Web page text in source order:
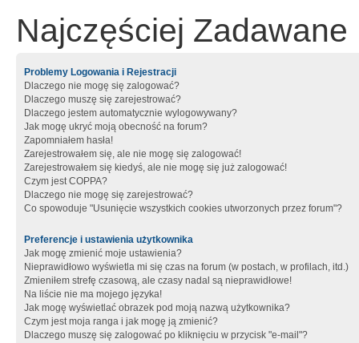
Najczęściej Zadawane
Problemy Logowania i Rejestracji
Dlaczego nie mogę się zalogować?
Dlaczego muszę się zarejestrować?
Dlaczego jestem automatycznie wylogowywany?
Jak mogę ukryć moją obecność na forum?
Zapomniałem hasła!
Zarejestrowałem się, ale nie mogę się zalogować!
Zarejestrowałem się kiedyś, ale nie mogę się już zalogować!
Czym jest COPPA?
Dlaczego nie mogę się zarejestrować?
Co spowoduje "Usunięcie wszystkich cookies utworzonych przez forum"?
Preferencje i ustawienia użytkownika
Jak mogę zmienić moje ustawienia?
Nieprawidłowo wyświetla mi się czas na forum (w postach, w profilach, itd.)
Zmieniłem strefę czasową, ale czasy nadal są nieprawidłowe!
Na liście nie ma mojego języka!
Jak mogę wyświetlać obrazek pod moją nazwą użytkownika?
Czym jest moja ranga i jak mogę ją zmienić?
Dlaczego muszę się zalogować po kliknięciu w przycisk "e-mail"?